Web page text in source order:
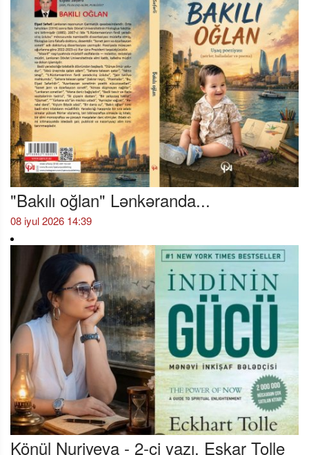
"Bakılı oğlan" Lənkəranda...
08 iyul 2026 14:39
Könül Nuriyeva - 2-ci yazı. Eskar Tolle